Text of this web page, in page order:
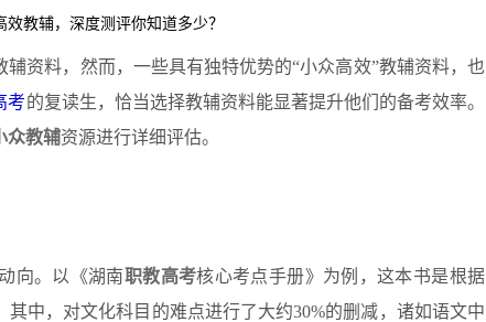
资料，然而，一些具有独特优势的“小众高效”教辅资料，也
考的复读生，恰当选择教辅资料能显著提升他们的备考效率。
众教辅资源进行详细评估。
向。以《湖南职教高考核心考点手册》为例，这本书是根据
中，对文化科目的难点进行了大约30%的删减，诸如语文中